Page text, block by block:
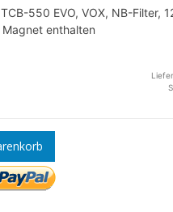
550 EVO, VOX, NB-Filter,
enthalten